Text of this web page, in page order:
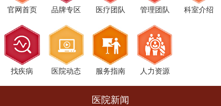
官网首页 品牌专区 医疗团队 管理团队 科室介绍
找疾病 医院动态 服务指南 人力资源
医院新闻